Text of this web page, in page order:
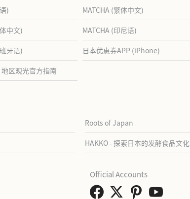
) MATCHA (繁体中文)
中文) MATCHA (印尼语)
牙语) 日本优惠券APP (iPhone)
区观光官方指南
Roots of Japan
HAKKO - 探索日本的发酵食品文化
Official Accounts